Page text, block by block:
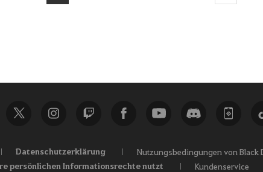
Datenschutzerklärung Nutzungsbedingungen von Black
persönlichen Informationsrechte nutzt Kundenservice